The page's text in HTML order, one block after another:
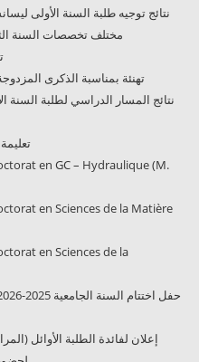
نتائج توجيه طلبة السنة الأولى
مختلف تخصصات السنة الثانية
تهنئة بمناسبة الذكرى المزدوجة
نتائج المسار الدراسي لطلبة السنة
en GC – Hydraulique (M.
en Sciences de la Matière
en Sciences de la
إعلان لفائدة الطلبة الأوائل